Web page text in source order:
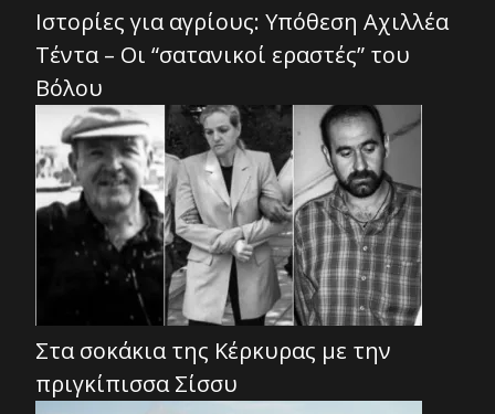
Ιστορίες για αγρίους: Υπόθεση Αχιλλέα
Τέντα – Οι “σατανικοί εραστές” του
Βόλου
Στα σοκάκια της Κέρκυρας με την
πριγκίπισσα Σίσσυ